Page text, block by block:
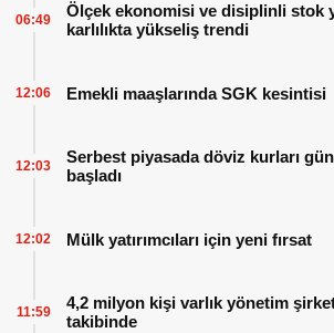
Ölçek ekonomisi ve disiplinli stok
karlılıkta yükseliş trendi
06:49
Emekli maaşlarında SGK kesintisi
12:06
Serbest piyasada döviz kurları
başladı
12:03
Mülk yatırımcıları için yeni fırsat
12:02
4,2 milyon kişi varlık yönetim
takibinde
11:59